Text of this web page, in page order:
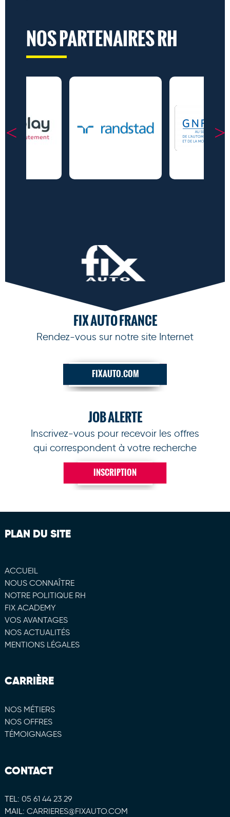
NOS PARTENAIRES RH
FIX AUTO FRANCE
Rendez-vous sur notre site Internet
FIXAUTO.COM
JOB ALERTE
Inscrivez-vous pour recevoir les offres
qui correspondent à votre recherche
INSCRIPTION
PLAN DU SITE
ACCUEIL
NOUS CONNAÎTRE
NOTRE POLITIQUE RH
FIX ACADEMY
VOS AVANTAGES
NOS ACTUALITÉS
MENTIONS LÉGALES
CARRIÈRE
NOS MÉTIERS
NOS OFFRES
TÉMOIGNAGES
CONTACT
TEL: 05 61 44 23 29
MAIL: CARRIERES@FIXAUTO.COM